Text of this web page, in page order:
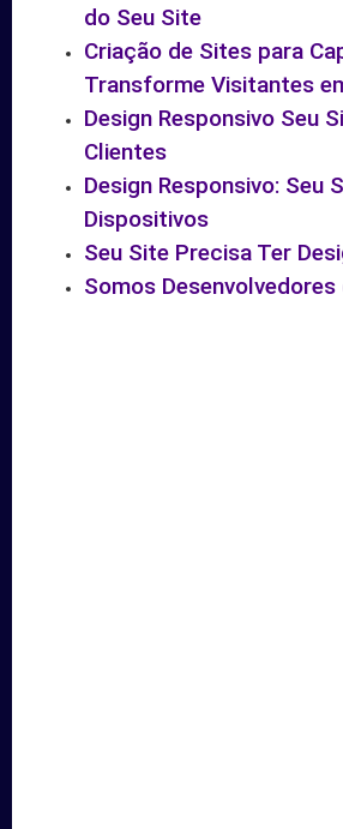
do Seu Site
Criação de Sites para
Transforme Visitantes
Design Responsivo Seu
Clientes
Design Responsivo: Seu
Dispositivos
Seu Site Precisa Ter
Somos